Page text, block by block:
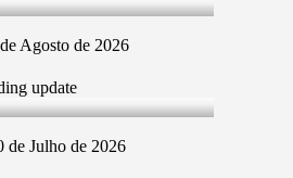
Agosto de 2026
update
de Julho de 2026